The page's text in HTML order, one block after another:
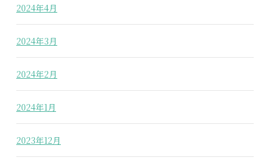
2024年4月
2024年3月
2024年2月
2024年1月
2023年12月